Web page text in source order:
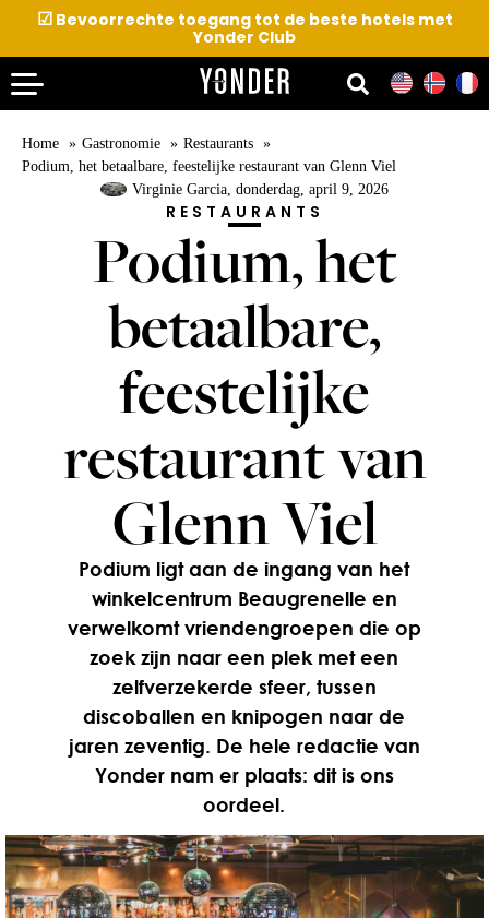
☑Bevoorrechte toegang tot de beste hotels met
Yonder Club
Home Gastronomie
Restaurants
Podium, het betaalbare, feestelijke restaurant van Glenn Viel
Virginie Garcia, donderdag, april 9, 2026
RESTAURANTS
Podium, het
betaalbare,
feestelijke
restaurant van
Glenn Viel
Podium ligt aan de ingang van het
winkelcentrum Beaugrenelle en
verwelkomt vriendengroepen die op
zoek zijn naar een plek met een
zelfverzekerde sfeer, tussen
discoballen en knipogen naar de
jaren zeventig. De hele redactie van
Yonder nam er plaats: dit is ons
oordeel.